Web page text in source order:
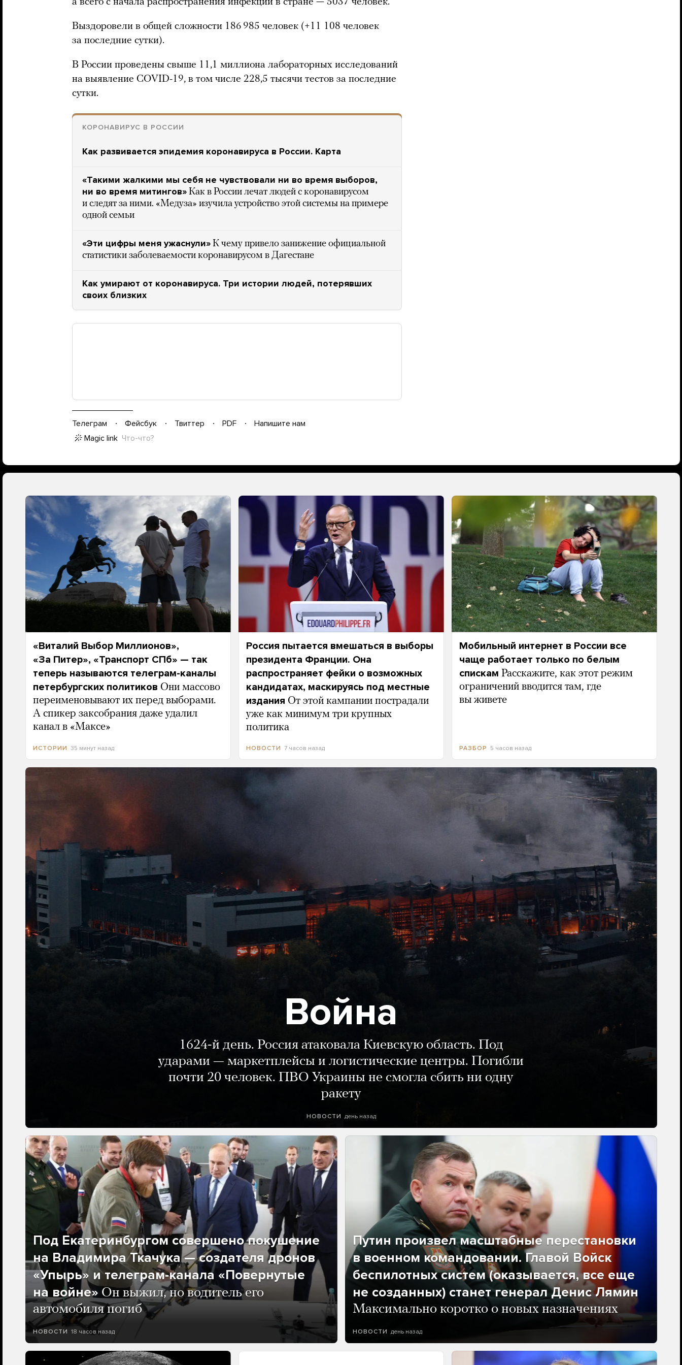
а всего с начала распространения инфекции в стране — 5037 человек.
Выздоровели в общей сложности 186 985 человек (+11 108 человек
за последние сутки).
В России проведены свыше 11,1 миллиона лабораторных исследований
на выявление COVID-19, в том числе 228,5 тысячи тестов за последние
сутки.
КОРОНАВИРУС В РОССИИ
Как развивается эпидемия коронавируса в России. Карта
«Такими жалкими мы себя не чувствовали ни во время выборов,
ни во время митингов» Как в России лечат людей с коронавирусом
и следят за ними. «Медуза» изучила устройство этой системы на примере
одной семьи
«Эти цифры меня ужаснули» К чему привело занижение официальной
статистики заболеваемости коронавирусом в Дагестане
Как умирают от коронавируса. Три истории людей, потерявших
своих близких
Телеграм Фейсбук Твиттер PDF
Напишите нам
Magic link Что-что?
«Виталий Выбор Миллионов»,
«За Питер», «Транспорт СПб» — так
теперь называются телеграм-каналы
петербургских политиков Они массово
переименовывают их перед выборами.
А спикер заксобрания даже удалил
канал в «Максе»
ИСТОРИИ 35 минут назад
Россия пытается вмешаться в выборы
президента Франции. Она
распространяет фейки о возможных
кандидатах, маскируясь под местные
издания От этой кампании пострадали
уже как минимум три крупных
политика
НОВОСТИ 7 часов назад
Мобильный интернет в России все
чаще работает только по белым
спискам Расскажите, как этот режим
ограничений вводится там, где
вы живете
РАЗБОР 5 часов назад
Война
1624-й день. Россия атаковала Киевскую область. Под
ударами — маркетплейсы и логистические центры. Погибли
почти 20 человек. ПВО Украины не смогла сбить ни одну
ракету
НОВОСТИ день назад
Под Екатеринбургом совершено покушение
на Владимира Ткачука — создателя дронов
«Упырь» и телеграм-канала «Повернутые
на войне» Он выжил, но водитель его
автомобиля погиб
НОВОСТИ 18 часов назад
Путин произвел масштабные перестановки
в военном командовании. Главой Войск
беспилотных систем (оказывается, все еще
не созданных) станет генерал Денис Лямин
Максимально коротко о новых назначениях
НОВОСТИ день назад